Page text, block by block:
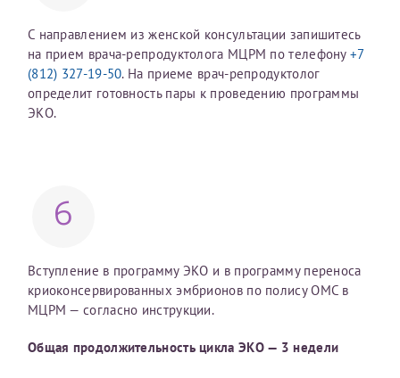
С направлением из женской консультации запишитесь
на прием врача-репродуктолога МЦРМ по телефону+7
(812) 327-19-50. На приеме врач-репродуктолог
определит готовность пары к проведению программы
ЭКО.
6
Вступление в программу ЭКО и в программу переноса
криоконсервированных эмбрионов по полису ОМС в
МЦРМ — согласно инструкции.
Общая продолжительность цикла ЭКО — 3 недели